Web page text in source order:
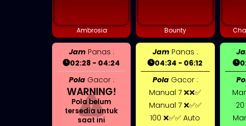
Ambrosia
JamPanas :
02:28 - 04:24
PolaGacor :
WARNING!
Pola belum
tersedia untuk
saat ini
Bounty
JamPanas :
04:34 - 06:12
PolaGacor :
Manual 7 ❌❌✅
Manual 7 ❌✅✅
100 ❌✅✅ Auto
20